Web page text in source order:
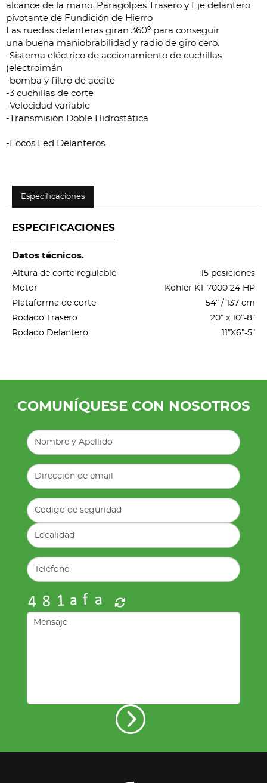
alcance de la mano. Paragolpes Trasero y Eje delantero
pivotante de Fundición de Hierro
Las ruedas delanteras giran 360º para conseguir
una buena maniobrabilidad y radio de giro cero.
-Sistema eléctrico de accionamiento de cuchillas
(electroimán
-bomba y filtro de aceite
-3 cuchillas de corte
-Velocidad variable
-Transmisión Doble Hidrostática
-Focos Led Delanteros.
Especificaciones
ESPECIFICACIONES
Datos técnicos.
Altura de corte regulable
15 posiciones
Motor
Kohler KT 7000 24 HP
Plataforma de corte
54” / 137 cm
Rodado Trasero
20” x 10”-8”
Rodado Delantero
11”X6”-5”
COMUNÍQUESE CON NOSOTROS